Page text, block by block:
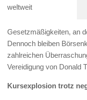
weltweit
Gesetzmäßigkeiten, an
Dennoch bleiben
zahlreichen
Vereidigung von Donald
Kursexplosion trotz